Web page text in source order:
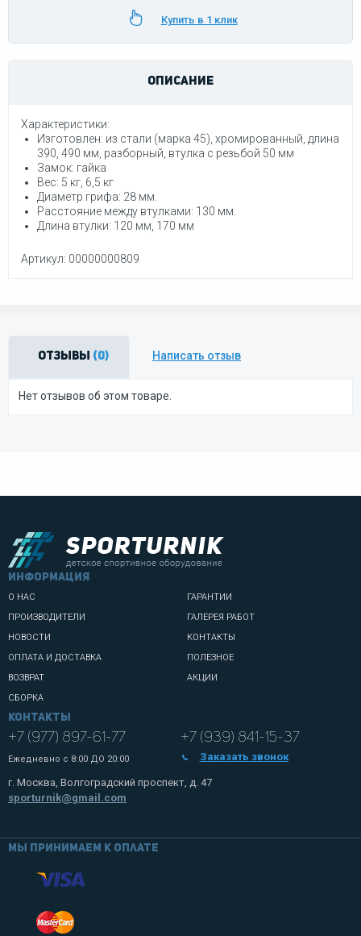
Купить в 1 клик
ОПИСАНИЕ
Характеристики:
Изготовлен: из стали (марка 45), хромированный, длина
390, 490 мм, разборный, втулка с резьбой 50 мм
Замок: гайка
Вес: 5 кг, 6,5 кг
Диаметр грифа: 28 мм.
Расстояние между втулками: 130 мм.
Длина втулки: 120 мм, 170 мм
Артикул: 00000000809
Отзывы (0) Написать отзыв
Нет отзывов об этом товаре.
информация
О НАС
ПРОИЗВОДИТЕЛИ
НОВОСТИ
ОПЛАТА И ДОСТАВКА
ВОЗВРАТ
СБОРКА
ГАРАНТИИ
ГАЛЕРЕЯ РАБОТ
КОНТАКТЫ
ПОЛЕЗНОЕ
АКЦИИ
Контакты
+7 (977) 897-61-77
Ежедневно с 8:00 ДО 20:00
+7 (939) 841-15-37
Заказать звонок
г. Москва, Волгоградский проспект, д. 47
sporturnik@gmail.com
Мы принимаем к оплате